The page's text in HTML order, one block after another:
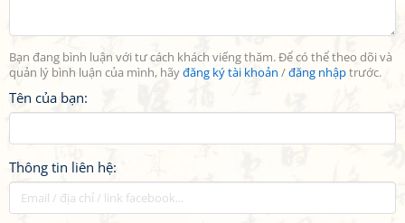
Bạn đang bình luận với tư cách khách viếng thăm. Để có thể theo dõi và
quản lý bình luận của mình, hãyđăng ký tài khoản /đăng nhậptrước.
Tên của bạn:
Thông tin liên hệ: